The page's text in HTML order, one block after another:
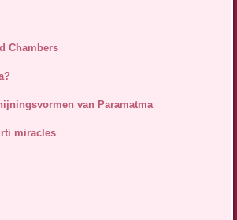
Chambers
van Paramatma
miracles